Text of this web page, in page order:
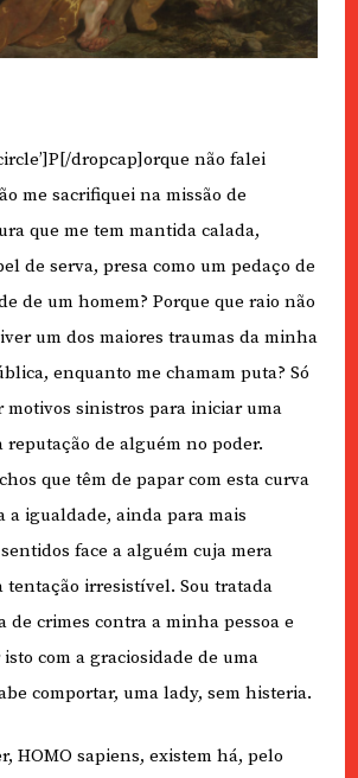
dropcap]orque não falei
me sacrifiquei na missão de
que me tem mantida calada,
de serva, presa como um pedaço de
de um homem? Porque que raio não
um dos maiores traumas da minha
enquanto me chamam puta? Só
motivos sinistros para iniciar uma
reputação de alguém no poder.
que têm de papar com esta curva
a igualdade, ainda para mais
face a alguém cuja mera
tentação irresistível. Sou tratada
de crimes contra a minha pessoa e
com a graciosidade de uma
comportar, uma lady, sem histeria.
HOMO sapiens, existem há, pelo